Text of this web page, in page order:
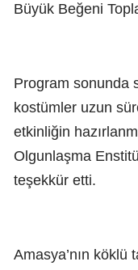
Büyük Beğeni
Program sonunda
kostümler uzun
etkinliğin
Olgunlaşma
teşekkür etti.
Amasya’nın